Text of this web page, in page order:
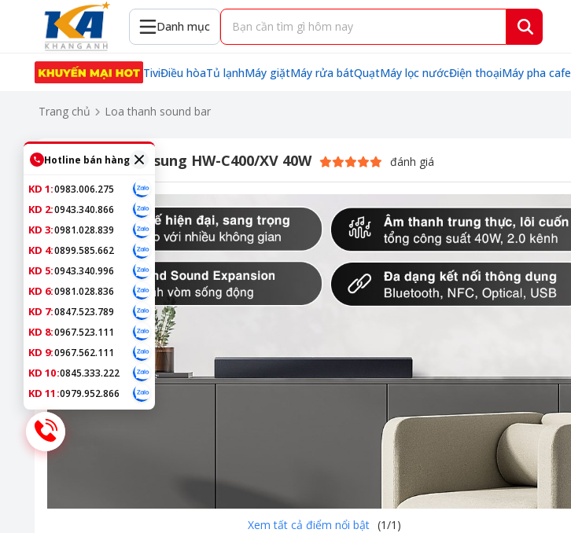
Danh mục
TiviĐiều hòaTủ lạnhMáy giặtMáy rửa bátQuạtMáy lọc nướcĐiện thoạiMáy pha cafe
Trang chủ Loa thanh sound bar
Loa thanh Samsung HW-C400/XV 40W đánh giá
Xem tất cả điểm nổi bật (1/1)
Hotline bán hàng
KD 1:0983.006.275
KD 2:0943.340.866
KD 3:0981.028.839
KD 4:0899.585.662
KD 5:0943.340.996
KD 6:0981.028.836
KD 7:0847.523.789
KD 8:0967.523.111
KD 9:0967.562.111
KD 10:0845.333.222
KD 11:0979.952.866